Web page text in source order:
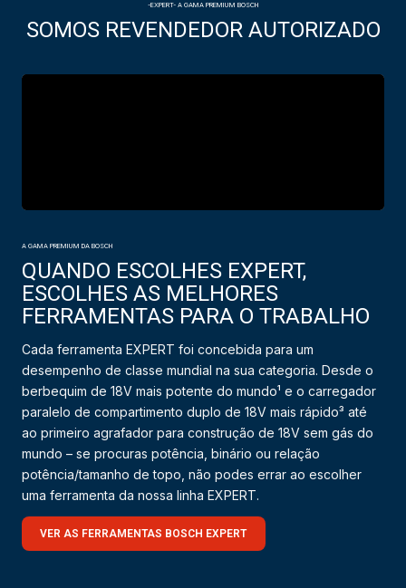
-EXPERT- A GAMA PREMIUM BOSCH
SOMOS REVENDEDOR AUTORIZADO
A GAMA PREMIUM DA BOSCH
QUANDO ESCOLHES EXPERT,
ESCOLHES AS MELHORES
FERRAMENTAS PARA O TRABALHO
Cada ferramenta EXPERT foi concebida para um
desempenho de classe mundial na sua categoria. Desde o
berbequim de 18V mais potente do mundo¹ e o carregador
paralelo de compartimento duplo de 18V mais rápido³ até
ao primeiro agrafador para construção de 18V sem gás do
mundo – se procuras potência, binário ou relação
potência/tamanho de topo, não podes errar ao escolher
uma ferramenta da nossa linha EXPERT.
VER AS FERRAMENTAS BOSCH EXPERT